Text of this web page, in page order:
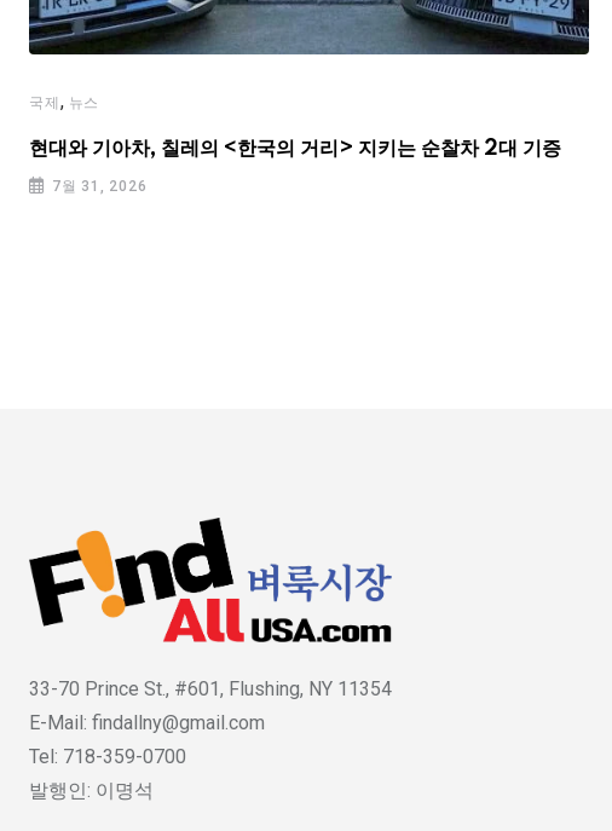
국제 , 뉴스
현대와 기아차, 칠레의 <한국의 거리> 지키는 순찰차 2대 기증
7월 31, 2026
33-70 Prince St., #601, Flushing, NY 11354
E-Mail: findallny@gmail.com
Tel: 718-359-0700
발행인: 이명석